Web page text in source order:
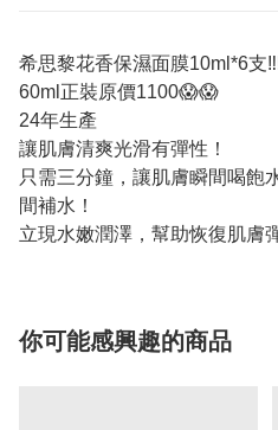
希思黎花香保濕面膜10ml*6支
60ml正裝原價1100😱😱
24年生產
讓肌膚清爽光滑有彈性！
只需三分鐘，讓肌膚瞬間喝飽
間補水！
立現水嫩潤澤，幫助恢復肌膚
你可能感興趣的商品